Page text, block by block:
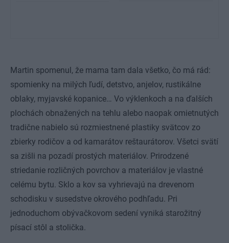
Martin spomenul, že mama tam dala všetko, čo má rád:
spomienky na milých ľudí, detstvo, anjelov, rustikálne
oblaky, myjavské kopanice… Vo výklenkoch a na ďalších
plochách obnažených na tehlu alebo naopak omietnutých
tradične nabielo sú rozmiestnené plastiky svätcov zo
zbierky rodičov a od kamarátov reštaurátorov. Všetci svätí
sa zišli na pozadí prostých materiálov. Prirodzené
striedanie rozličných povrchov a materiálov je vlastné
celému bytu. Sklo a kov sa vyhrievajú na drevenom
schodisku v susedstve okrového podhľadu. Pri
jednoduchom obývačkovom sedení vyniká starožitný
písací stôl a stolička.